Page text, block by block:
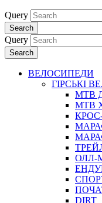
Query
Search
Query
Search
ВЕЛОСИПЕДИ
ГІРСЬКІ
MTB
MTB
ОЛЛ-
DIRT